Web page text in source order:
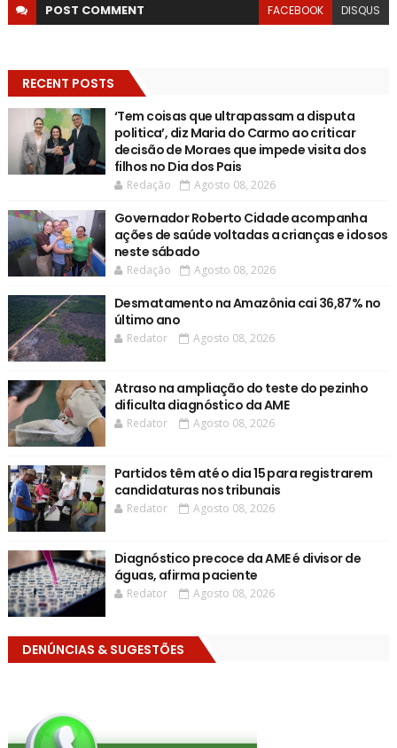
POST COMMENT FACEBOOK DISQUS
RECENT POSTS
‘Tem coisas que ultrapassam a disputa
politica’, diz Maria do Carmo ao criticar
decisão de Moraes que impede visita dos
filhos no Dia dos Pais
Redação Agosto 08, 2026
Governador Roberto Cidade acompanha
ações de saúde voltadas a crianças e idosos
neste sábado
Redação Agosto 08, 2026
Desmatamento na Amazônia cai 36,87% no
último ano
Redator Agosto 08, 2026
Atraso na ampliação do teste do pezinho
dificulta diagnóstico da AME
Redator Agosto 08, 2026
Partidos têm até o dia 15 para registrarem
candidaturas nos tribunais
Redator Agosto 08, 2026
Diagnóstico precoce da AME é divisor de
águas, afirma paciente
Redator Agosto 08, 2026
DENÚNCIAS & SUGESTÕES